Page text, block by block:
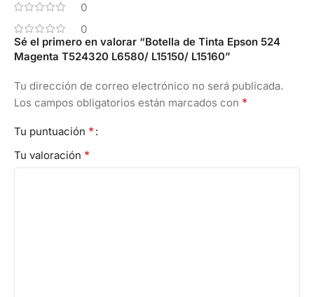
0
0
Sé el primero en valorar “Botella de Tinta Epson 524
Magenta T524320 L6580/ L15150/ L15160”
Tu dirección de correo electrónico no será publicada.
Los campos obligatorios están marcados con *
Tu puntuación *
Tu valoración *